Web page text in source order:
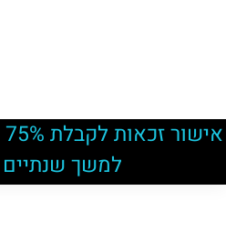
למשך שנתיים